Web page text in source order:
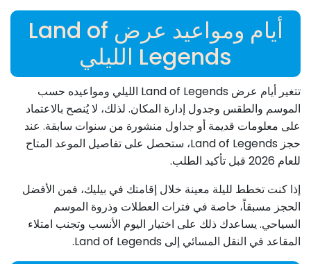
أيام ومواعيد عرض Land of
Legends الليلي
تتغير أيام عرض Land of Legends الليلي ومواعيده حسب
الموسم والطقس وجدول إدارة المكان. لذلك، لا يُنصح بالاعتماد
على معلومات قديمة أو جداول منشورة من سنوات سابقة. عند
حجز Land of Legends، ستحصل على تفاصيل الموعد المتاح
للعام 2026 قبل تأكيد الطلب.
إذا كنت تخطط لليلة معينة خلال إقامتك في بيليك، فمن الأفضل
الحجز مسبقاً، خاصة في فترات العطلات وذروة الموسم
السياحي. يساعدك ذلك على اختيار اليوم الأنسب وتجنب امتلاء
المقاعد في النقل المسائي إلى Land of Legends.